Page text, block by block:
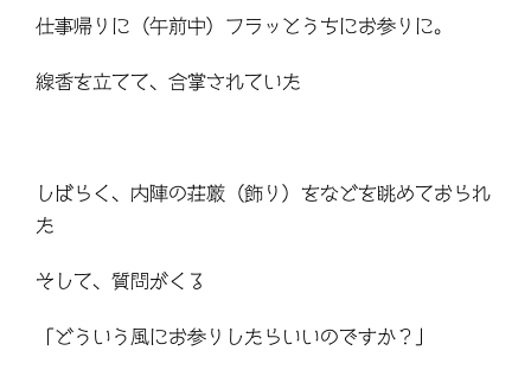
仕事帰りに（午前中）フラッとうちにお参りに。
線香を立てて、合掌されていた
しばらく、内陣の荘厳（飾り）をなどを眺めておられ
た
そして、質問がくる
「どういう風にお参りしたらいいのですか？」